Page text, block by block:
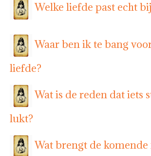
Welke liefde past echt
Waar ben ik te bang
liefde?
Wat is de reden dat iets
lukt?
Wat brengt de